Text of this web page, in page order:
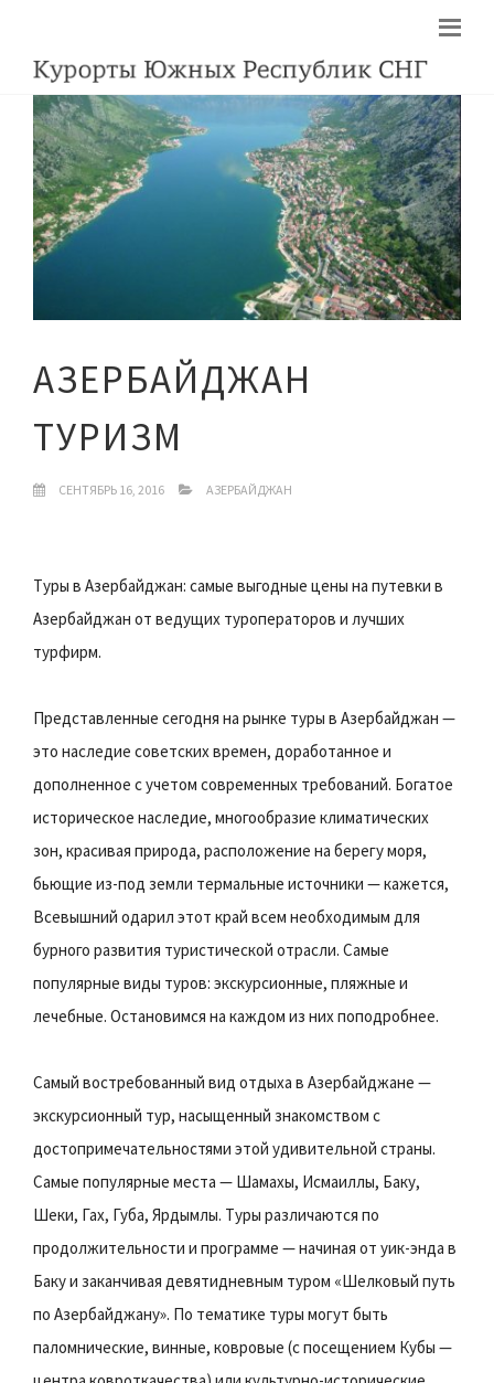
АЗЕРБАЙДЖАН
ТУРИЗМ
СЕНТЯБРЬ 16, 2016 АЗЕРБАЙДЖАН
Туры в Азербайджан: самые выгодные цены на путевки в
Азербайджан от ведущих туроператоров и лучших
турфирм.
Представленные сегодня на рынке туры в Азербайджан —
это наследие советских времен, доработанное и
дополненное с учетом современных требований. Богатое
историческое наследие, многообразие климатических
зон, красивая природа, расположение на берегу моря,
бьющие из-под земли термальные источники — кажется,
Всевышний одарил этот край всем необходимым для
бурного развития туристической отрасли. Самые
популярные виды туров: экскурсионные, пляжные и
лечебные. Остановимся на каждом из них поподробнее.
Самый востребованный вид отдыха в Азербайджане —
экскурсионный тур, насыщенный знакомством с
достопримечательностями этой удивительной страны.
Самые популярные места — Шамахы, Исмаиллы, Баку,
Шеки, Гах, Губа, Ярдымлы. Туры различаются по
продолжительности и программе — начиная от уик-энда в
Баку и заканчивая девятидневным туром «Шелковый путь
по Азербайджану». По тематике туры могут быть
паломнические, винные, ковровые (с посещением Кубы —